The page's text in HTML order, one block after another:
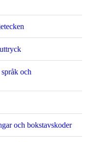
och
och bokstavskoder